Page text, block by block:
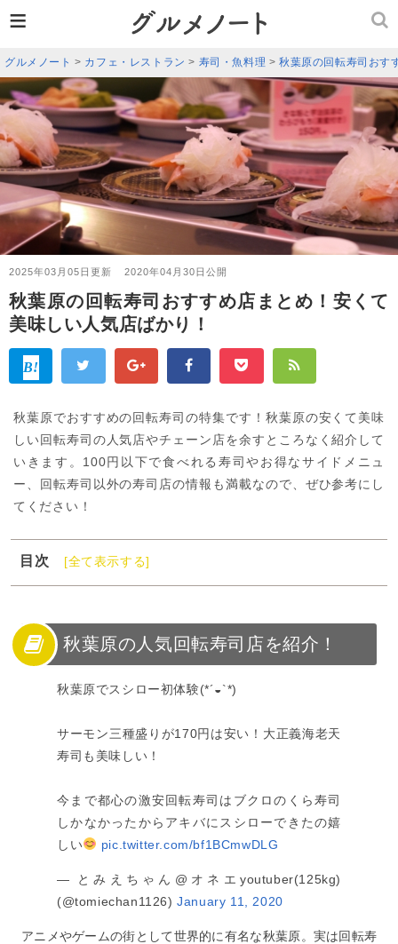
グルメノート > カフェ・レストラン > 寿司・魚料理 >秋葉原の回転寿司おす
2025年03月05日更新 2020年04月30日公開
秋葉原の回転寿司おすすめ店まとめ！安くて
美味しい人気店ばかり！
秋葉原でおすすめの回転寿司の特集です！秋葉原の安くて美味
しい回転寿司の人気店やチェーン店を余すところなく紹介して
いきます。100円以下で食べれる寿司やお得なサイドメニュ
ー、回転寿司以外の寿司店の情報も満載なので、ぜひ参考にし
てください！
目次
[全て表示する]
1
秋葉原の人気回転寿司店を紹介！
3
秋葉原の安い回転寿司チェーン店
4
秋葉原の回転寿司以外で安くて美味しい店
秋葉原の回転寿司は安くて美味しい！
秋葉原の人気回転寿司店を紹介！
秋葉原でスシロー初体験(*´◒`*)
サーモン三種盛りが170円は安い！大正義海老天
寿司も美味しい！
今まで都心の激安回転寿司はブクロのくら寿司
しかなかったからアキバにスシローできたの嬉
しい
pic.twitter.com/bf1BCmwDLG
— とみえちゃん@オネエyoutuber(125kg)
(@tomiechan1126)January 11, 2020
アニメやゲームの街として世界的に有名な秋葉原。実は回転寿
≡